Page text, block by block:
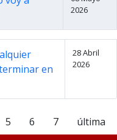
2026
en
28 Abril
2026
5 6 7 última